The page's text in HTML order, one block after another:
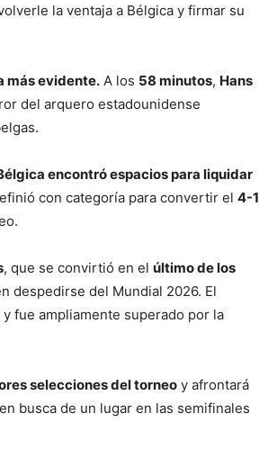
la ventaja a Bélgica y firmar su
más evidente. A los 58 minutos, Hans
del arquero estadounidense
encontró espacios para liquidar
con categoría para convertir el 4-1
, que se convirtió en el último de los
despedirse del Mundial 2026. El
fue ampliamente superado por la
selecciones del torneo y afrontará
busca de un lugar en las semifinales